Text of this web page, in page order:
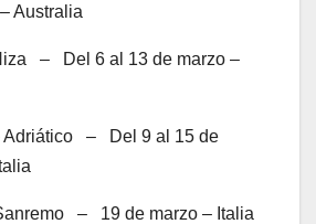
Australia
– Del 6 al 13 de marzo –
Adriático – Del 9 al 15 de
– 19 de marzo – Italia